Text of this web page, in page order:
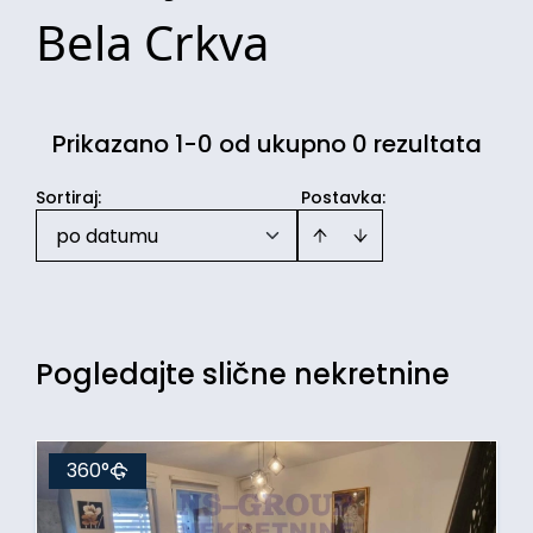
Bela Crkva
Prikazano 1-0 od ukupno 0 rezultata
Postavka:
Sortiraj:
po datumu
Pogledajte slične nekretnine
360°